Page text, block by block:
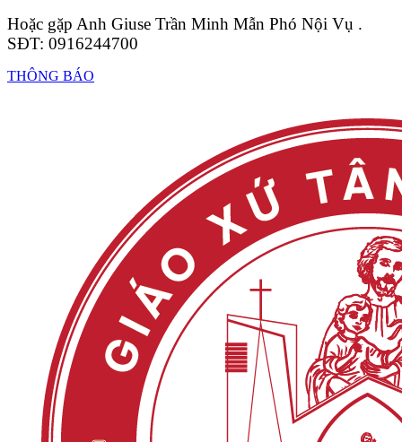
Hoặc gặp Anh Giuse Trần Minh Mẫn Phó Nội Vụ .
SĐT: 0916244700
THÔNG BÁO